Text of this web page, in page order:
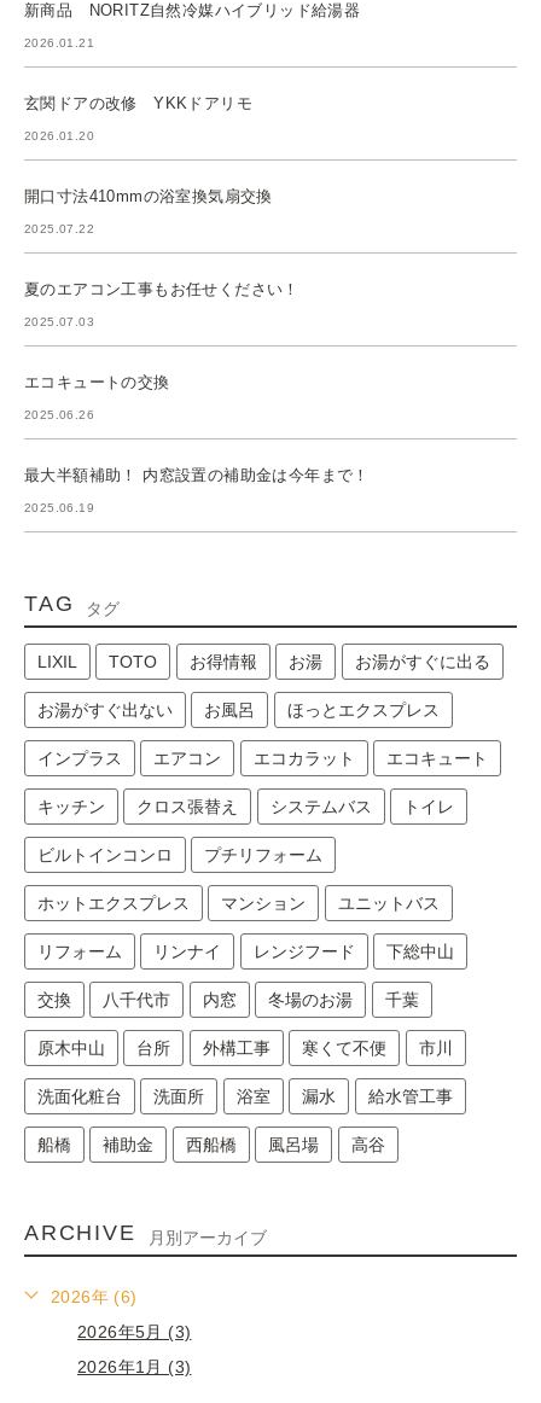
新商品 NORITZ自然冷媒ハイブリッド給湯器
2026.01.21
玄関ドアの改修 YKKドアリモ
2026.01.20
開口寸法410mmの浴室換気扇交換
2025.07.22
夏のエアコン工事もお任せください！
2025.07.03
エコキュートの交換
2025.06.26
最大半額補助！ 内窓設置の補助金は今年まで！
2025.06.19
TAG タグ
LIXIL TOTO お得情報 お湯 お湯がすぐに出る
お湯がすぐ出ない お風呂 ほっとエクスプレス
インプラス エアコン エコカラット エコキュート
キッチン クロス張替え システムバス トイレ
ビルトインコンロ プチリフォーム
ホットエクスプレス マンション ユニットバス
リフォーム リンナイ レンジフード 下総中山
交換 八千代市 内窓 冬場のお湯 千葉
原木中山 台所 外構工事 寒くて不便 市川
洗面化粧台 洗面所 浴室 漏水 給水管工事
船橋 補助金 西船橋 風呂場 高谷
ARCHIVE 月別アーカイブ
2026年 (6)
2026年5月 (3)
2026年1月 (3)